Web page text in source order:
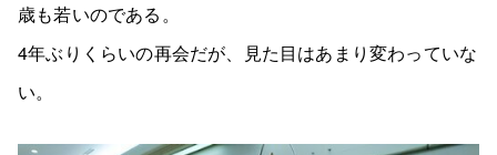
歳も若いのである。
4年ぶりくらいの再会だが、見た目はあまり変わっていな
い。